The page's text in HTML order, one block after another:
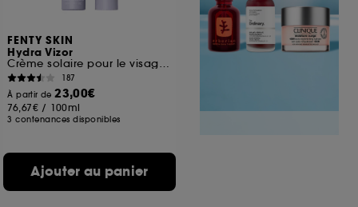
FENTY SKIN
Hydra Vizor
Crème solaire pour le visage à la niacinamide avec SPF 30 minéral
187
À partir de23,00€
76,67€ / 100ml
3 contenances disponibles
Ajouter au panier